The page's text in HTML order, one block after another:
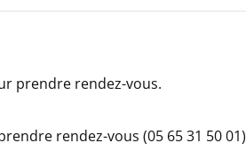
prendre rendez-vous.
rendez-vous (05 65 31 50 01)